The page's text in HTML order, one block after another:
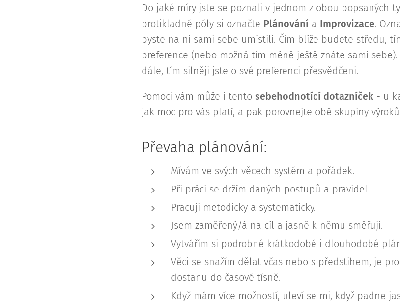
Do jaké míry jste se poznali v jednom z obou popsaných
protikladné póly si označte Plánovánía Improvizace.
byste na ni sami sebe umístili. Čím blíže budete středu,
preference (nebo možná tím méně ještě znáte sami
dále, tím silněji jste o své preferenci přesvědčeni.
Pomoci vám může i tento sebehodnotící dotazníček- u
jak moc pro vás platí, a pak porovnejte obě skupiny
Převaha plánování:
Mívám ve svých věcech systém a pořádek.
Při práci se držím daných postupů a pravidel.
Pracuji metodicky a systematicky.
Jsem zaměřený/á na cíl a jasně k němu směřuji.
Vytvářím si podrobné krátkodobé i dlouhodobé
Věci se snažím dělat včas nebo s předstihem, je
dostanu do časové tísně.
Když mám více možností, uleví se mi, když padne